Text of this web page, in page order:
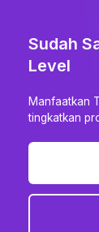
Sudah
Level
Manfaatkan
tingkatkan